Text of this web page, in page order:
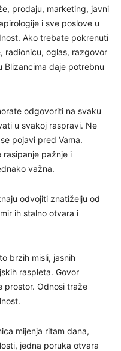
prodaju, marketing, javni
i sve poslove u
Ako trebate pokrenuti
radionicu, oglas, razgovor
Blizancima daje potrebnu
odgovoriti na svaku
u svakoj raspravi. Ne
pojavi pred Vama.
pažnje i
važna.
odvojiti znatiželju od
ih stalno otvara i
brzih misli, jasnih
raspleta. Govor
prostor. Odnosi traže
mijenja ritam dana,
jedna poruka otvara